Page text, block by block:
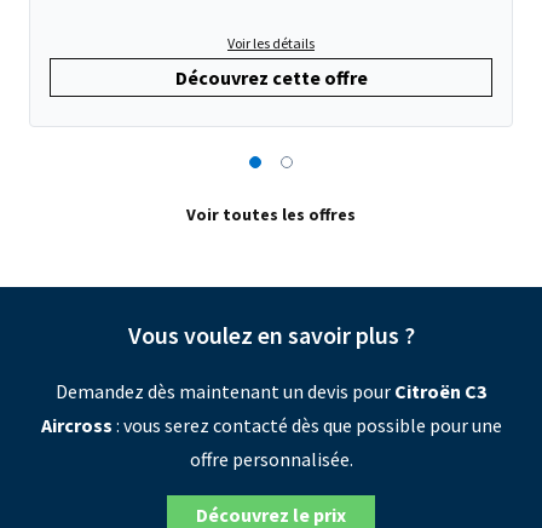
Voir les détails
Découvrez cette offre
Voir toutes les offres
Vous voulez en savoir plus ?
Demandez dès maintenant un devis pour Citroën C3
Aircross : vous serez contacté dès que possible pour une
offre personnalisée.
Découvrez le prix